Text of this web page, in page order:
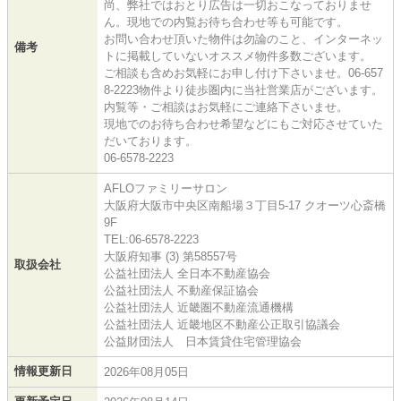
備考
尚、弊社ではおとり広告は一切おこなっておりませ
ん。現地での内覧お待ち合わせ等も可能です。
お問い合わせ頂いた物件は勿論のこと、インターネッ
トに掲載していないオススメ物件多数ございます。
ご相談も含めお気軽にお申し付け下さいませ。06-657
8-2223物件より徒歩圏内に当社営業店がございます。
内覧等・ご相談はお気軽にご連絡下さいませ。
現地でのお待ち合わせ希望などにもご対応させていた
だいております。
06-6578-2223
取扱会社
AFLOファミリーサロン
大阪府大阪市中央区南船場３丁目5-17 クオーツ心斎橋
9F
TEL:06-6578-2223
大阪府知事 (3) 第58557号
公益社団法人 全日本不動産協会
公益社団法人 不動産保証協会
公益社団法人 近畿圏不動産流通機構
公益社団法人 近畿地区不動産公正取引協議会
公益財団法人 日本賃貸住宅管理協会
情報更新日 2026年08月05日